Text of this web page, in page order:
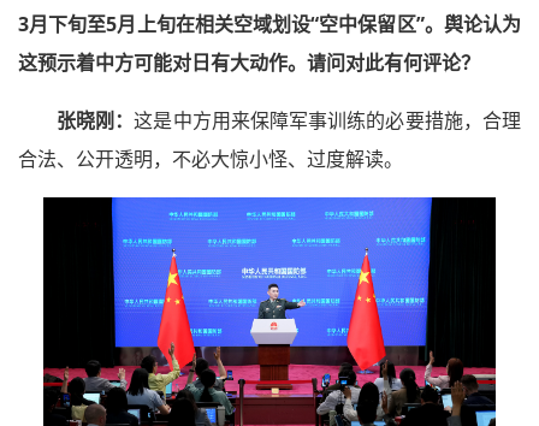
3月下旬至5月上旬在相关空域划设“空中保留区”。舆论认为
这预示着中方可能对日有大动作。请问对此有何评论？
张晓刚：这是中方用来保障军事训练的必要措施，合理
合法、公开透明，不必大惊小怪、过度解读。